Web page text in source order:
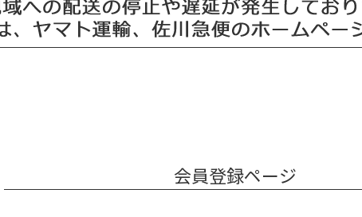
会員登録ページ